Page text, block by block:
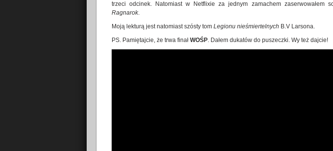
trzeci odcinek. Natomiast w Netflixie za jednym zamachem zaserwowałem
Ragnarok.
Moją lekturą jest natomiast szósty tom Legionu nieśmiertelnych B.V Larsona.
PS. Pamiętajcie, że trwa finał WOŚP. Dałem dukatów do puszeczki. Wy też dajcie!